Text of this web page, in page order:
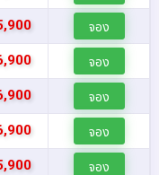
จอง
จอง
จอง
จอง
จอง